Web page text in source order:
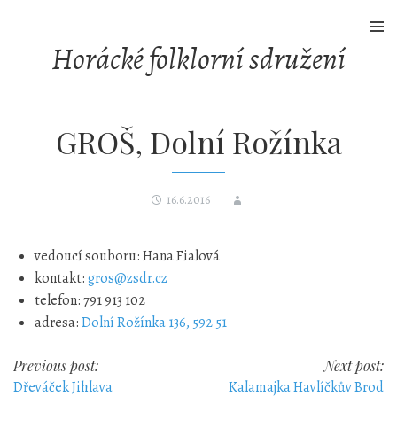
Horácké folklorní sdružení
GROŠ, Dolní Rožínka
16.6.2016
vedoucí souboru: Hana Fialová
kontakt:gros@zsdr.cz
telefon: 791 913 102
adresa:Dolní Rožínka 136, 592 51
Post
navigation
Previous post:
Dřeváček Jihlava
Next post:
Kalamajka Havlíčkův Brod